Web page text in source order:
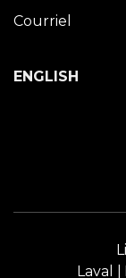
Courriel
ENGLISH
Laval